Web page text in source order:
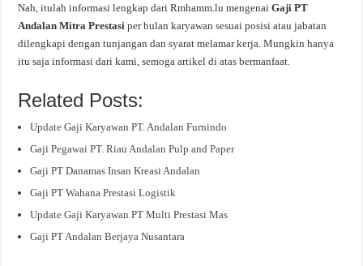
Nah, itulah informasi lengkap dari Rmhamm.lu mengenaiGaji PT
Andalan Mitra Prestasiper bulan karyawan sesuai posisi atau jabatan
dilengkapi dengan tunjangan dan syarat melamar kerja. Mungkin hanya
itu saja informasi dari kami, semoga artikel di atas bermanfaat.
Related Posts:
Update Gaji Karyawan PT. Andalan Furnindo
Gaji Pegawai PT. Riau Andalan Pulp and Paper
Gaji PT Danamas Insan Kreasi Andalan
Gaji PT Wahana Prestasi Logistik
Update Gaji Karyawan PT Multi Prestasi Mas
Gaji PT Andalan Berjaya Nusantara